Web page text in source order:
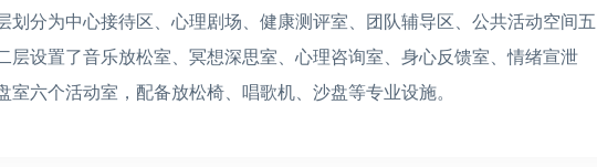
划分为中心接待区、心理剧场、健康测评室、团队辅导区、公共活动空间五
层设置了音乐放松室、冥想深思室、心理咨询室、身心反馈室、情绪宣泄
室六个活动室，配备放松椅、唱歌机、沙盘等专业设施。